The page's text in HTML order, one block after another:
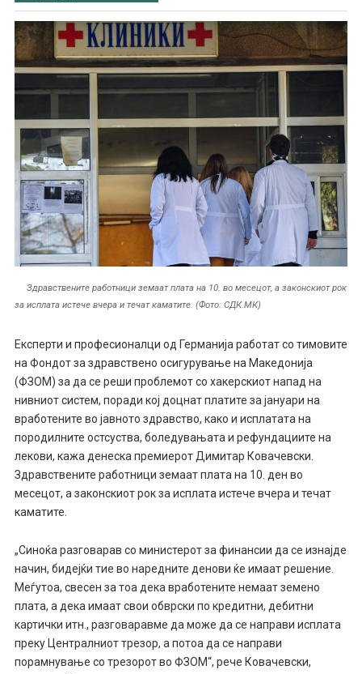
Здравствените работници земаат плата на 10. во месецот, а законскиот рок
за исплата истече вчера и течат каматите. (Фото: СДК.МК)
Експерти и професионалци од Германија работат со тимовите
на Фондот за здравствено осигурување на Македонија
(ФЗОМ) за да се реши проблемот со хакерскиот напад на
нивниот систем, поради кој доцнат платите за јануари на
вработените во јавното здравство, како и исплатата на
породилните остсуства, боледувањата и рефундациите на
лекови, кажа денеска премиерот Димитар Ковачевски.
Здравствените работници земаат плата на 10. ден во
месецот, а законскиот рок за исплата истече вчера и течат
каматите.
„Синоќа разговарав со министерот за финансии да се изнајде
начин, бидејќи тие во наредните денови ќе имаат решение.
Меѓутоа, свесен за тоа дека вработените немаат земено
плата, а дека имаат свои обврски по кредитни, дебитни
картички итн., разговаравме да може да се направи исплата
преку Централниот трезор, а потоа да се направи
порамнување со трезорот во ФЗОМ“, рече Ковачевски,